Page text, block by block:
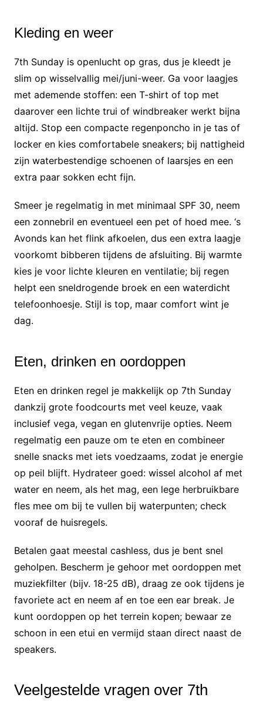
Kleding en weer
7th Sunday is openlucht op gras, dus je kleedt je
slim op wisselvallig mei/juni-weer. Ga voor laagjes
met ademende stoffen: een T-shirt of top met
daarover een lichte trui of windbreaker werkt bijna
altijd. Stop een compacte regenponcho in je tas of
locker en kies comfortabele sneakers; bij nattigheid
zijn waterbestendige schoenen of laarsjes en een
extra paar sokken echt fijn.
Smeer je regelmatig in met minimaal SPF 30, neem
een zonnebril en eventueel een pet of hoed mee. ‘s
Avonds kan het flink afkoelen, dus een extra laagje
voorkomt bibberen tijdens de afsluiting. Bij warmte
kies je voor lichte kleuren en ventilatie; bij regen
helpt een sneldrogende broek en een waterdicht
telefoonhoesje. Stijl is top, maar comfort wint je
dag.
Eten, drinken en oordoppen
Eten en drinken regel je makkelijk op 7th Sunday
dankzij grote foodcourts met veel keuze, vaak
inclusief vega, vegan en glutenvrije opties. Neem
regelmatig een pauze om te eten en combineer
snelle snacks met iets voedzaams, zodat je energie
op peil blijft. Hydrateer goed: wissel alcohol af met
water en neem, als het mag, een lege herbruikbare
fles mee om bij te vullen bij waterpunten; check
vooraf de huisregels.
Betalen gaat meestal cashless, dus je bent snel
geholpen. Bescherm je gehoor met oordoppen met
muziekfilter (bijv. 18-25 dB), draag ze ook tijdens je
favoriete act en neem af en toe een ear break. Je
kunt oordoppen op het terrein kopen; bewaar ze
schoon in een etui en vermijd staan direct naast de
speakers.
Veelgestelde vragen over 7th